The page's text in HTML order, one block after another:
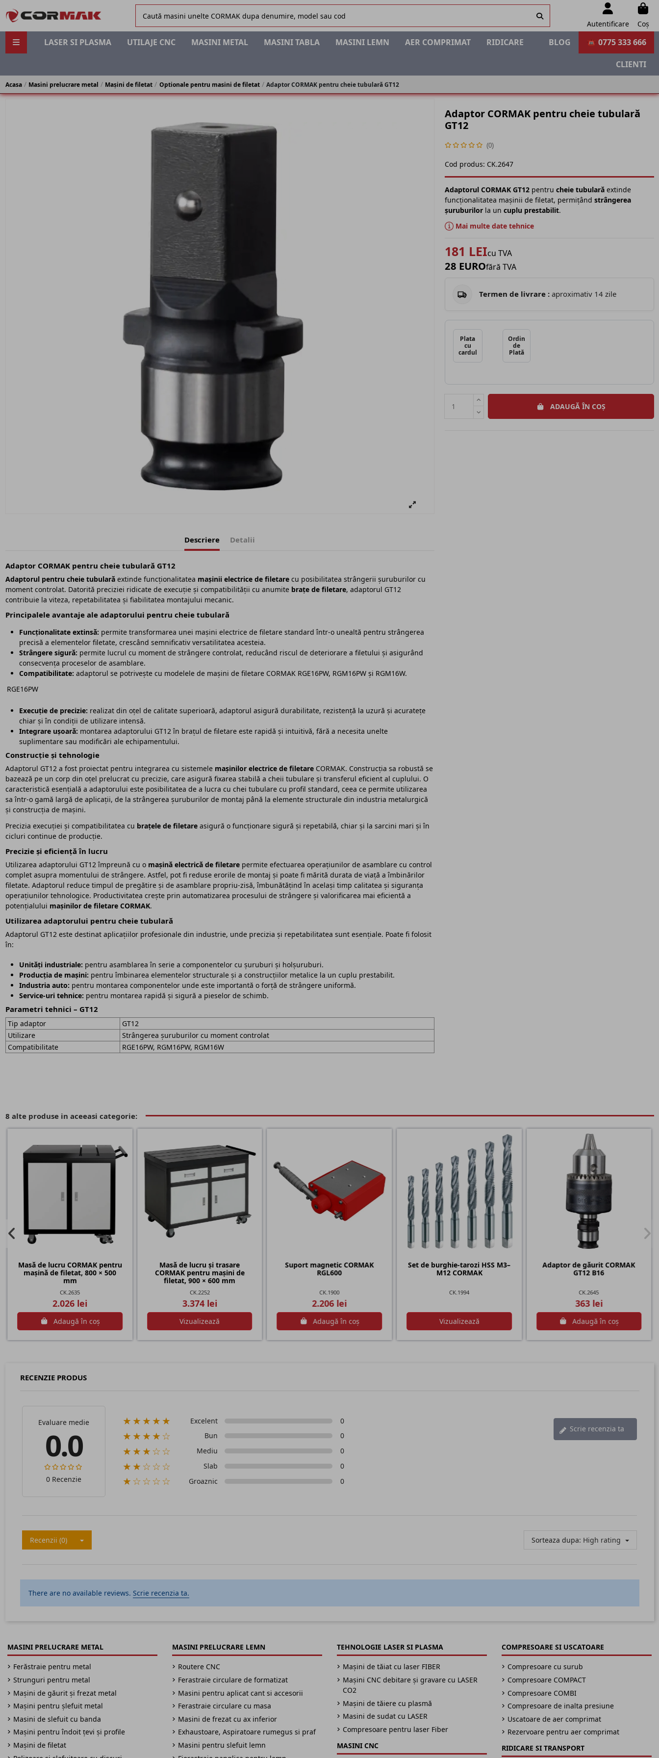
Autentificare Coș
☎ 0775 333 666
LASER SI PLASMA UTILAJE CNC MASINI METAL MASINI TABLA MASINI LEMN AER COMPRIMAT RIDICARE BLOG
CLIENTI
Acasa Masini prelucrare metal Mașini de filetat Optionale pentru masini de filetat Adaptor CORMAK pentru cheie tubulară GT12
Descriere Detalii
Adaptor CORMAK pentru cheie tubulară GT12
Adaptorul pentru cheie tubularăextinde funcționalitatea mașinii electrice de filetarecu posibilitatea strângerii șuruburilor cu
moment controlat. Datorită preciziei ridicate de execuție și compatibilității cu anumite brațe de filetare, adaptorul GT12
contribuie la viteza, repetabilitatea și fiabilitatea montajului mecanic.
Principalele avantaje ale adaptorului pentru cheie tubulară
Funcționalitate extinsă: permite transformarea unei mașini electrice de filetare standard într-o unealtă pentru strângerea
precisă a elementelor filetate, crescând semnificativ versatilitatea acesteia.
Strângere sigură: permite lucrul cu moment de strângere controlat, reducând riscul de deteriorare a filetului și asigurând
consecvența proceselor de asamblare.
Compatibilitate: adaptorul se potrivește cu modelele de mașini de filetare CORMAK RGE16PW, RGM16PW și RGM16W.
RGE16PW
Execuție de precizie: realizat din oțel de calitate superioară, adaptorul asigură durabilitate, rezistență la uzură și acuratețe
chiar și în condiții de utilizare intensă.
Integrare ușoară: montarea adaptorului GT12 în brațul de filetare este rapidă și intuitivă, fără a necesita unelte
suplimentare sau modificări ale echipamentului.
Construcție și tehnologie
Adaptorul GT12 a fost proiectat pentru integrarea cu sistemele mașinilor electrice de filetareCORMAK. Construcția sa robustă se
bazează pe un corp din oțel prelucrat cu precizie, care asigură fixarea stabilă a cheii tubulare și transferul eficient al cuplului. O
caracteristică esențială a adaptorului este posibilitatea de a lucra cu chei tubulare cu profil standard, ceea ce permite utilizarea
sa într-o gamă largă de aplicații, de la strângerea șuruburilor de montaj până la elemente structurale din industria metalurgică
și construcția de mașini.
Precizia execuției și compatibilitatea cu brațele de filetareasigură o funcționare sigură și repetabilă, chiar și la sarcini mari și în
cicluri continue de producție.
Precizie și eficiență în lucru
Utilizarea adaptorului GT12 împreună cu o mașină electrică de filetarepermite efectuarea operațiunilor de asamblare cu control
complet asupra momentului de strângere. Astfel, pot fi reduse erorile de montaj și poate fi mărită durata de viață a îmbinărilor
filetate. Adaptorul reduce timpul de pregătire și de asamblare propriu-zisă, îmbunătățind în același timp calitatea și siguranța
operațiunilor tehnologice. Productivitatea crește prin automatizarea procesului de strângere și valorificarea mai eficientă a
potențialului mașinilor de filetare CORMAK.
Utilizarea adaptorului pentru cheie tubulară
Adaptorul GT12 este destinat aplicațiilor profesionale din industrie, unde precizia și repetabilitatea sunt esențiale. Poate fi folosit
în:
Unități industriale: pentru asamblarea în serie a componentelor cu șuruburi și holșuruburi.
Producția de mașini: pentru îmbinarea elementelor structurale și a construcțiilor metalice la un cuplu prestabilit.
Industria auto: pentru montarea componentelor unde este importantă o forță de strângere uniformă.
Service-uri tehnice: pentru montarea rapidă și sigură a pieselor de schimb.
Parametri tehnici – GT12
Tip adaptor
GT12
Utilizare
Strângerea șuruburilor cu moment controlat
Compatibilitate
RGE16PW, RGM16PW, RGM16W
Adaptor CORMAK pentru cheie tubulară
GT12
(0)
Cod produs: CK.2647
Adaptorul CORMAK GT12pentru cheie tubularăextinde
funcționalitatea mașinii de filetat, permițând strângerea
șuruburilorla un cuplu prestabilit.
Mai multe date tehnice
181 LEIcu TVA
28 EUROfără TVA
Termen de livrare : aproximativ 14 zile
Plata
cu
cardul
Ordin
de
Plată
ADAUGĂ ÎN COȘ
8 alte produse in aceeasi categorie:
Masă de lucru CORMAK pentru
mașină de filetat, 800 × 500
mm
CK.2635
2.026 lei
Adaugă în coș
Masă de lucru și trasare
CORMAK pentru mașini de
filetat, 900 × 600 mm
CK.2252
3.374 lei
Vizualizează
Suport magnetic CORMAK
RGL600
CK.1900
2.206 lei
Adaugă în coș
Set de burghie-tarozi HSS M3–
M12 CORMAK
CK.1994
Vizualizează
Adaptor de găurit CORMAK
GT12 B16
CK.2645
363 lei
Adaugă în coș
RECENZIE PRODUS
Evaluare medie
0.0
0 Recenzie
★★★★★ Excelent 0
★★★★☆ Bun 0
★★★☆☆ Mediu 0
★★☆☆☆ Slab 0
★☆☆☆☆ Groaznic 0
Scrie recenzia ta
Recenzii (0) Sorteaza dupa: High rating
There are no available reviews. Scrie recenzia ta.
MASINI PRELUCRARE METAL
Ferăstraie pentru metal
Strunguri pentru metal
Mașini de găurit și frezat metal
Mașini pentru șlefuit metal
Masini de slefuit cu banda
Mașini pentru îndoit țevi și profile
Mașini de filetat
MASINI PRELUCRARE LEMN
Routere CNC
Ferastraie circulare de formatizat
Masini pentru aplicat cant si accesorii
Ferastraie circulare cu masa
Masini de frezat cu ax inferior
Exhaustoare, Aspiratoare rumegus si praf
Masini pentru slefuit lemn
TEHNOLOGIE LASER SI PLASMA
Mașini de tăiat cu laser FIBER
Mașini CNC debitare și gravare cu LASER
CO2
Mașini de tăiere cu plasmă
Masini de sudat cu LASER
Compresoare pentru laser Fiber
MASINI CNC
COMPRESOARE SI USCATOARE
Compresoare cu surub
Compresoare COMPACT
Compresoare COMBI
Compresoare de inalta presiune
Uscatoare de aer comprimat
Rezervoare pentru aer comprimat
RIDICARE SI TRANSPORT